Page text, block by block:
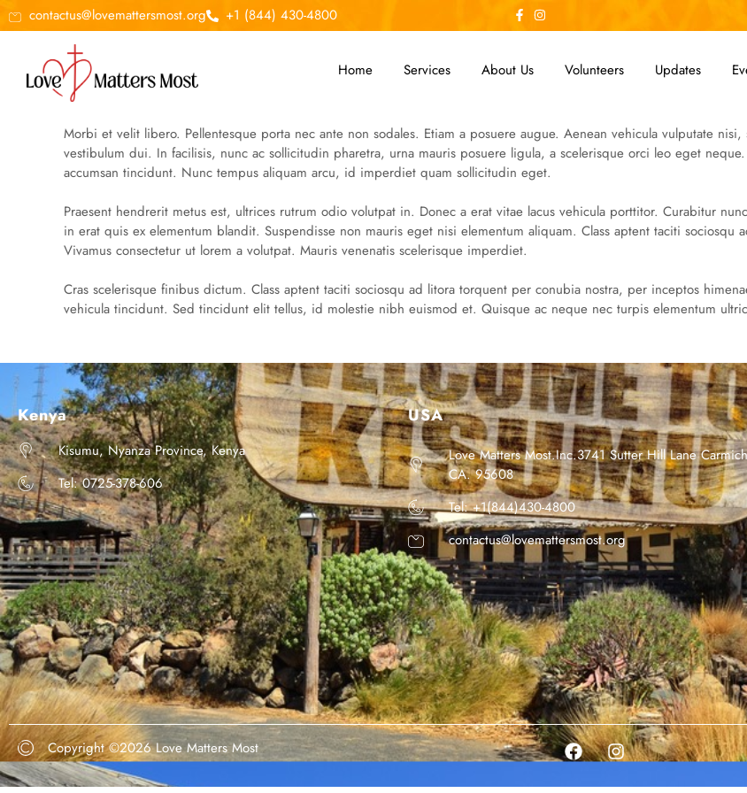
contactus@lovemattersmost.org +1 (844) 430-4800
Home Services About Us Volunteers Updates
Morbi et velit libero. Pellentesque porta nec ante non sodales. Etiam a posuere augue. Aenean vehicula vulputate
vestibulum dui. In facilisis, nunc ac sollicitudin pharetra, urna mauris posuere ligula, a scelerisque orci leo eget
accumsan tincidunt. Nunc tempus aliquam arcu, id imperdiet quam sollicitudin eget.
Praesent hendrerit metus est, ultrices rutrum odio volutpat in. Donec a erat vitae lacus vehicula porttitor. Curabitur
in erat quis ex elementum blandit. Suspendisse non mauris eget nisi elementum aliquam. Class aptent taciti
Vivamus consectetur ut lorem a volutpat. Mauris venenatis scelerisque imperdiet.
Cras scelerisque finibus dictum. Class aptent taciti sociosqu ad litora torquent per conubia nostra, per inceptos
vehicula tincidunt. Sed tincidunt elit tellus, id molestie nibh euismod et. Quisque ac neque nec turpis elementum
Kenya
Kisumu, Nyanza Province, Kenya
Tel: 0725-378-606
USA
Love Matters Most.Inc.3741 Sutter Hill Lane
CA. 95608
Tel: +1(844)430-4800
contactus@lovemattersmost.org
Copyright ©2026Love Matters Most